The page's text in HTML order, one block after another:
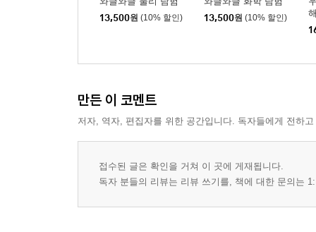
13,500원 (10% 할인) 13,500원 (10% 할인)
만든 이 코멘트
저자, 역자, 편집자를 위한 공간입니다. 독자들에게 전하
접수된 글은 확인을 거쳐 이 곳에 게재됩니다.
독자 분들의 리뷰는 리뷰 쓰기를, 책에 대한 문의는